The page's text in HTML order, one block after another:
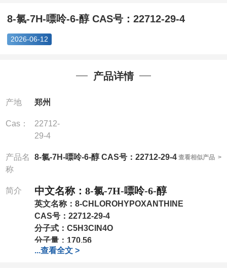
呤-6-醇 CAS号：227...
8-氯-7H-嘌呤-6-醇 CAS号：22712-29-4
2026-06-12
产品详情
产地 郑州
Cas：
22712-
29-4
产品名
称
8-氯-7H-嘌呤-6-醇 CAS号：22712-29-4 查看相似产品 >
简介 中文名称： 8-氯-7H-嘌呤-6-醇
英文名称： 8-CHLOROHYPOXANTHINE
CAS号： 22712-29-4
分子式： C5H3ClN4O
分子量： 170.56
可根据客户需求进行分装
...查看全文 >